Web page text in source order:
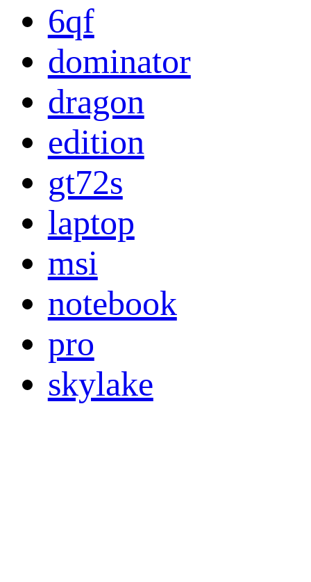
6qf
dominator
dragon
edition
gt72s
laptop
msi
notebook
pro
skylake